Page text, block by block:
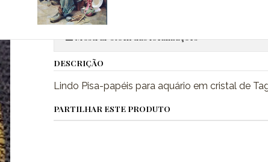
Quantidade
Mostrar stock das localizações
DESCRIÇÃO
Lindo Pisa-papéis para aquário em cristal de
PARTILHAR ESTE PRODUTO